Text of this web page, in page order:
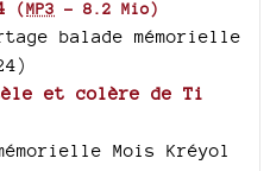
(MP3 - 8.2 Mio)
balade mémorielle
et colère de Ti
Mois Kréyol